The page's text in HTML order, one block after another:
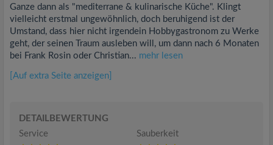
Ganze dann als "mediterrane & kulinarische Küche". Klingt
vielleicht erstmal ungewöhnlich, doch beruhigend ist der
Umstand, dass hier nicht irgendein Hobbygastronom zu Werke
geht, der seinen Traum ausleben will, um dann nach 6 Monaten
bei Frank Rosin oder Christian... mehr lesen
[Auf extra Seite anzeigen]
DETAILBEWERTUNG
Service
Sauberkeit